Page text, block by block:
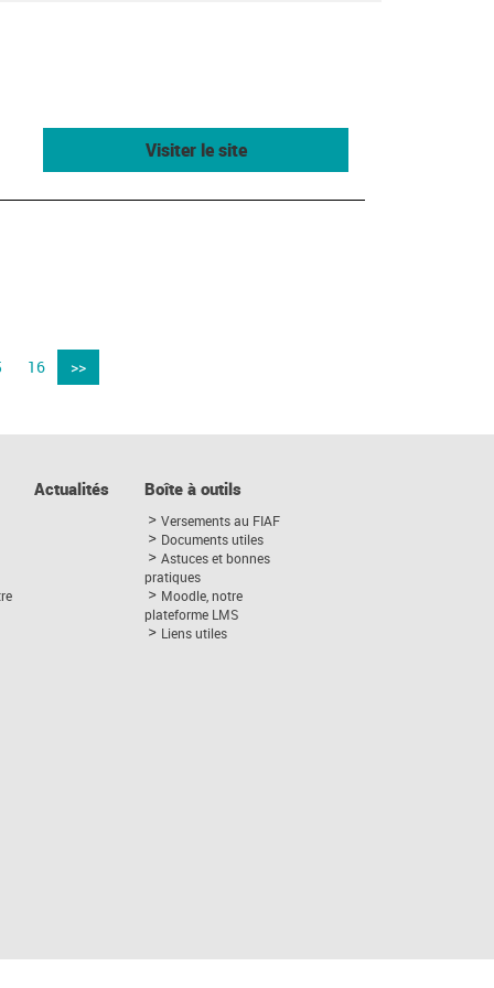
Visiter le site
16 >>
Actualités Boîte à outils
Versements au FIAF
Documents utiles
Astuces et bonnes
pratiques
Moodle, notre
plateforme LMS
Liens utiles